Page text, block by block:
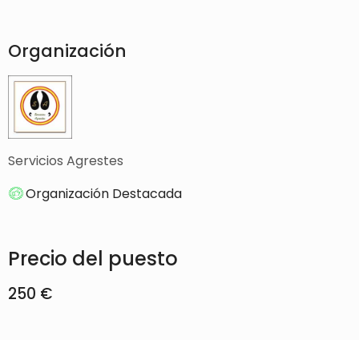
Organización
Servicios Agrestes
Organización Destacada
Precio del puesto
250 €